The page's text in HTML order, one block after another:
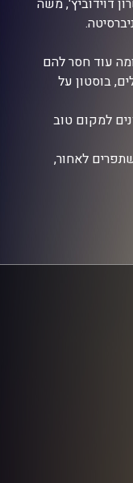
דוידוביץ', משה
בוסטון על
למקום טוב
לאחור,